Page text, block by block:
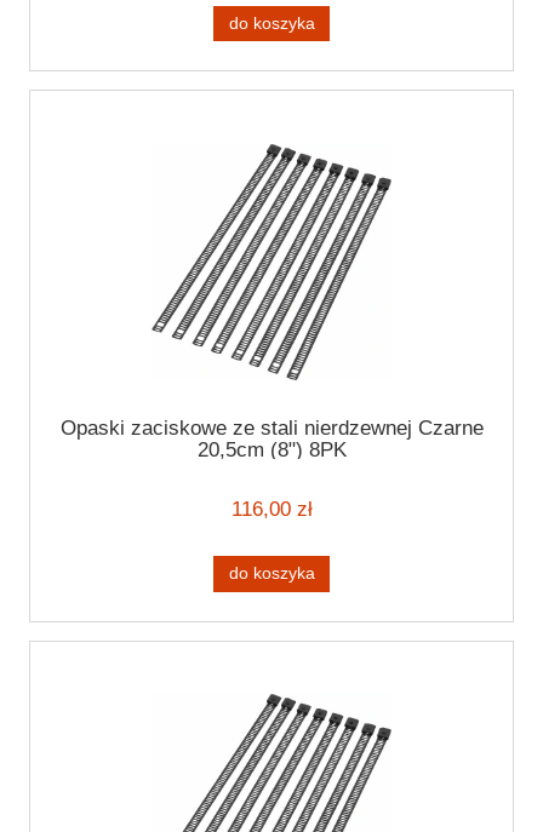
do koszyka
Opaski zaciskowe ze stali nierdzewnej Czarne
20,5cm (8") 8PK
116,00 zł
do koszyka